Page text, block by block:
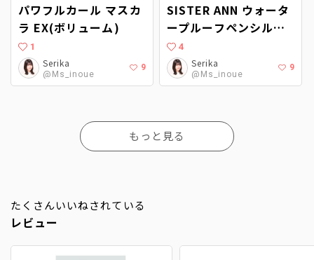
パワフルカール マスカ
ラ EX(ボリューム)
1
Serika
@Ms_inoue
9
SISTER ANN ウォータ
ープルーフペンシルア
イライナー
4
Serika
@Ms_inoue
9
もっと見る
たくさんいいねされている
レビュー